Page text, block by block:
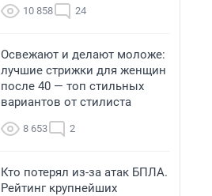
10 858 24
Освежают и делают моложе:
лучшие стрижки для женщин
после 40 — топ стильных
вариантов от стилиста
8 653 2
Кто потерял из-за атак БПЛА.
Рейтинг крупнейших